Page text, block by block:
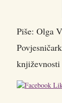
Piše: Olga
književnosti